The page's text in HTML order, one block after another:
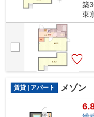
築
東
賃貸 | アパート メゾン